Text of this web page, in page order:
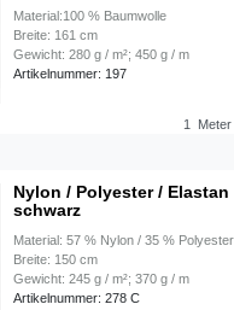
Material:100 % Baumwolle
Breite: 161 cm
Gewicht: 280 g / m²; 450 g / m
Artikelnummer: 197
1 Meter
Nylon / Polyester /
schwarz
Material: 57 % Nylon / 35 %
Breite: 150 cm
Gewicht: 245 g / m²; 370 g / m
Artikelnummer: 278 C